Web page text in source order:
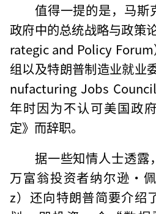
值得一提的是，马斯
政府中的总统战略与政策
rategic and Policy
组以及特朗普制造业就业
nufacturing Jobs
年时因为不认可美国政
定》而辞职。
据一些知情人士透露
万富翁投资者纳尔逊·
z）还向特朗普简要介绍